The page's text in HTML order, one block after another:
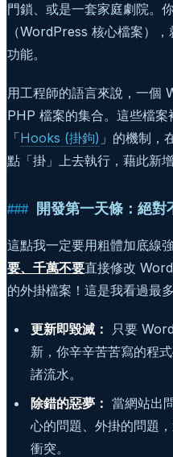
門鎖、或是一套家庭劇院。
（WordPress 核心檔案）
功能。
用工程師的語言來說，一個
PHP 檔案的集合。這些檔
「Hooks (掛鉤) 」的機制，
點「掛」上去執行，藉此新
開發第一天條：絕對
這點我一定要用粗體加底線
要、千萬不要直接修改
的外掛檔案！這是我看過最
更新即毀滅：
只要
新，你辛辛苦苦寫的程
諸流水。
除錯的惡夢： 當網站出
心的問題、外掛的問題
衝突。